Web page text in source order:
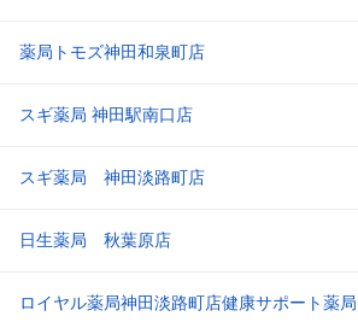
薬局トモズ神田和泉町店
スギ薬局 神田駅南口店
スギ薬局 神田淡路町店
日生薬局 秋葉原店
ロイヤル薬局神田淡路町店健康サポート薬局